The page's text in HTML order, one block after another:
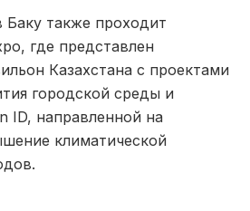
также проходит
где представлен
Казахстана с проектами
городской среды и
ID, направленной на
климатической